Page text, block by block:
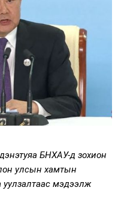
БНХАУ-д зохион
улсын хамтын
уулзалтаас мэдээлж